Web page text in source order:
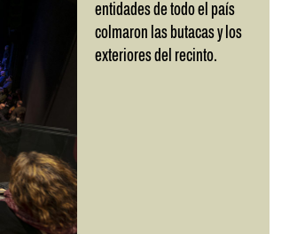
entidades de todo el país
colmaron las butacas y los
exteriores del recinto.